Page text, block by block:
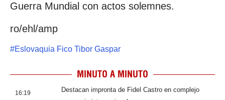
Guerra Mundial con actos solemnes.
ro/ehl/amp
#Eslovaquia Fico Tibor Gaspar
MINUTO A MINUTO
16:19
Destacan impronta de Fidel Castro en complejo